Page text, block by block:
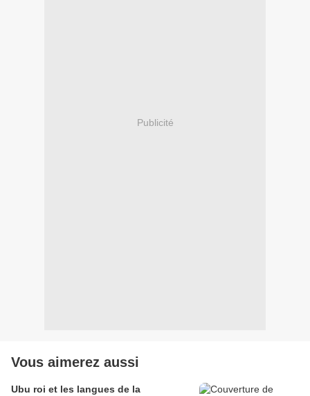
Publicité
Vous aimerez aussi
Ubu roi et les langues de la